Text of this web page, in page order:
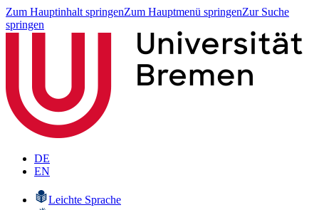
Zum Hauptinhalt springenZum Hauptmenü springenZur Suche
springen
DE
EN
Leichte Sprache